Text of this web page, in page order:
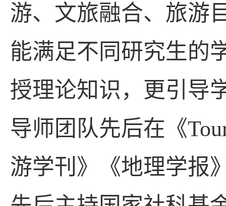
游、文旅融合、旅游
能满足不同研究生的
授理论知识，更引导
导师团队先后在《
游学刊》《地理学报